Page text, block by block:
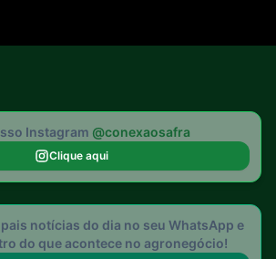
Instagram @conexaosafra
Clique aqui
notícias do dia no seu WhatsApp e
do que acontece no agronegócio!